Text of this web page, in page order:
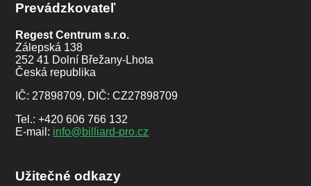
Prevádzkovateľ
Regest Centrum s.r.o.
Zálepská 138
252 41 Dolní Břežany-Lhota
Česká republika
IČ: 27898709, DIČ: CZ27898709
Tel.: +420 606 766 132
E-mail: info@billiard-pro.cz
Užitečné odkazy